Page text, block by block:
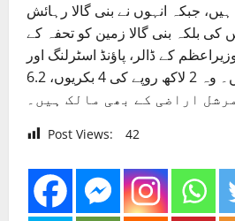
جبکہ انہوں نے بنی گالا رہائش
بلکہ بنی گالا زمین کو تحفہ کے
کے ڈالر، پاؤنڈ اسٹرلنگ اور
یورو اکاؤنٹس ہیں۔ وہ 2 لاکھ روپے کی 4 بکریوں، 6.2
اراضی کے بھی مالک ہیں۔
Post Views: 42